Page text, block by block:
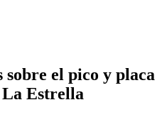
sobre el pico y placa
Estrella